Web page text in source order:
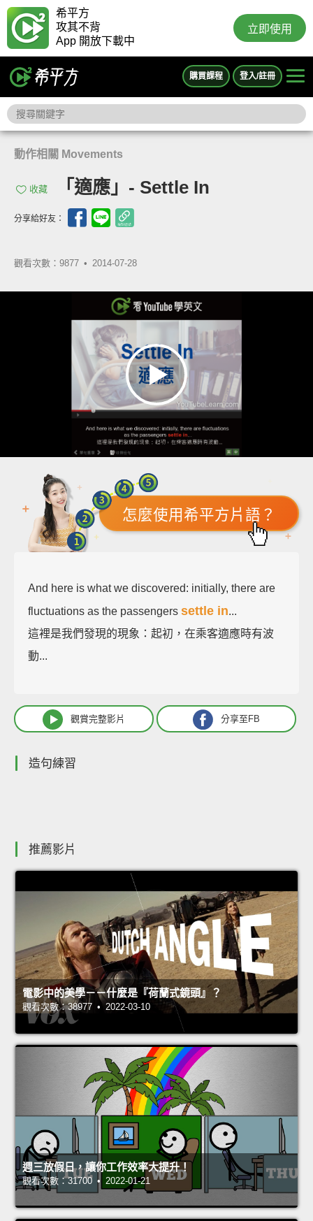
希平方
攻其不背
App 開放下載中
立即使用
購買課程 登入/註冊
動作相關 Movements
收藏 「適應」- Settle In
分享給好友：
觀看次數：9877 • 2014-07-28
怎麼使用希平方片語？
And here is what we discovered: initially, there are
fluctuations as the passengers settle in...
這裡是我們發現的現象：起初，在乘客適應時有波
動...
觀賞完整影片 分享至FB
造句練習
推薦影片
電影中的美學－－什麼是『荷蘭式鏡頭』？
觀看次數：38977 • 2022-03-10
週三放假日，讓你工作效率大提升！
觀看次數：31700 • 2022-01-21